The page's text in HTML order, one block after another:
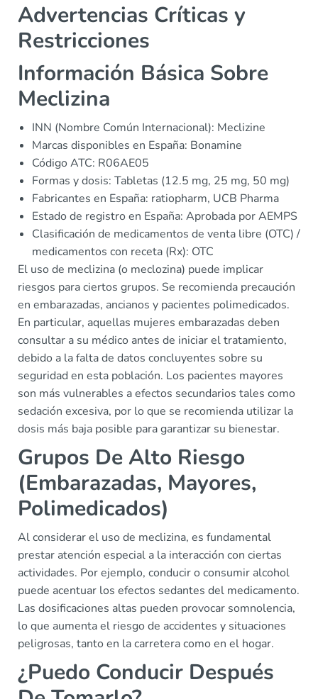
Advertencias Críticas y
Restricciones
Información Básica Sobre
Meclizina
INN (Nombre Común Internacional): Meclizine
Marcas disponibles en España: Bonamine
Código ATC: R06AE05
Formas y dosis: Tabletas (12.5 mg, 25 mg, 50 mg)
Fabricantes en España: ratiopharm, UCB Pharma
Estado de registro en España: Aprobada por AEMPS
Clasificación de medicamentos de venta libre (OTC) /
medicamentos con receta (Rx): OTC
El uso de meclizina (o meclozina) puede implicar
riesgos para ciertos grupos. Se recomienda precaución
en embarazadas, ancianos y pacientes polimedicados.
En particular, aquellas mujeres embarazadas deben
consultar a su médico antes de iniciar el tratamiento,
debido a la falta de datos concluyentes sobre su
seguridad en esta población. Los pacientes mayores
son más vulnerables a efectos secundarios tales como
sedación excesiva, por lo que se recomienda utilizar la
dosis más baja posible para garantizar su bienestar.
Grupos De Alto Riesgo
(Embarazadas, Mayores,
Polimedicados)
Al considerar el uso de meclizina, es fundamental
prestar atención especial a la interacción con ciertas
actividades. Por ejemplo, conducir o consumir alcohol
puede acentuar los efectos sedantes del medicamento.
Las dosificaciones altas pueden provocar somnolencia,
lo que aumenta el riesgo de accidentes y situaciones
peligrosas, tanto en la carretera como en el hogar.
¿Puedo Conducir Después